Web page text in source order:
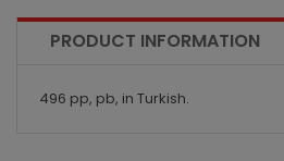
PRODUCT INFORMATION
496 pp, pb, in Turkish.